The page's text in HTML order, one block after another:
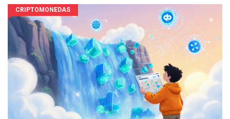
a
n
CRIPTOMONEDAS